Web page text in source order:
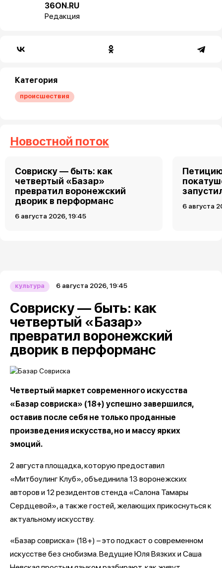
36ON.RU
Редакция
Категория
происшествия
Новостной поток
Совриску — быть: как
четвертый «Базар»
превратил воронежский
дворик в перформанс
6 августа 2026, 19:45
6 августа
культура 6 августа 2026, 19:45
Совриску — быть: как
четвертый «Базар»
превратил воронежский
дворик в перформанс
Четвертый маркет современного искусства
«Базар совриска» (18+) успешно завершился,
оставив после себя не только проданные
произведения искусства, но и массу ярких
эмоций.
2 августа площадка, которую предоставил
«Митбоулинг Клуб», объединила 13 воронежских
авторов и 12 резидентов стенда «Салона Тамары
Сердцевой», а также гостей, желающих прикоснуться к
актуальному искусству.
«Базар совриска» (18+) – это подкаст о современном
искусстве без снобизма. Ведущие Юля Вязких и Саша